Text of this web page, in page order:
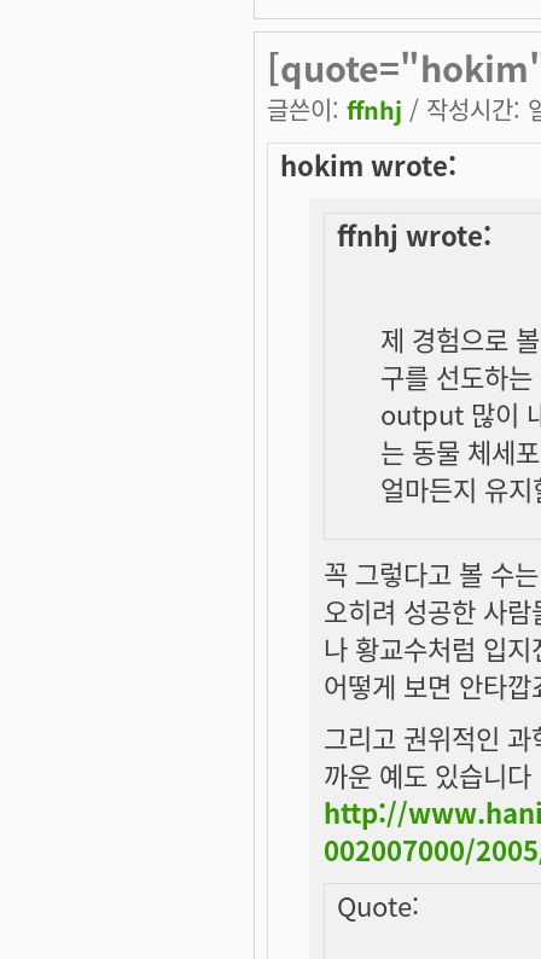
글쓴이: ffnhj / 작성시간:
hokim wrote:
ffnhj wrote:
제 경험으로
구를 선도하
output 많이
는 동물 체세
얼마든지 유
꼭 그렇다고 볼 수
오히려 성공한 사
나 황교수처럼 입
어떻게 보면 안타
그리고 권위적인
까운 예도 있습니다
http://
002007000/
Quote: